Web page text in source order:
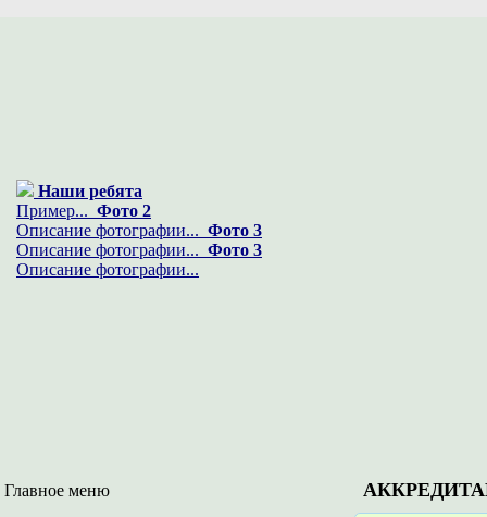
Наши ребята
Пример... Фото 2
Описание фотографии... Фото 3
Описание фотографии... Фото 3
Описание фотографии...
Главное меню